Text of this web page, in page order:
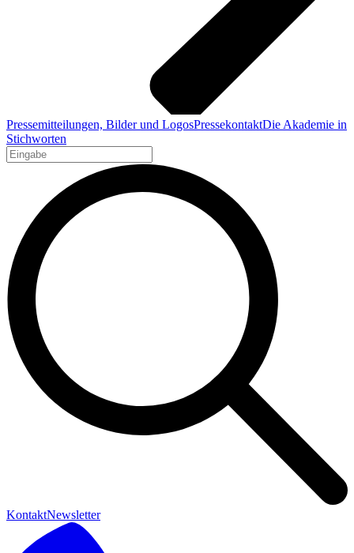
Pressemitteilungen, Bilder und LogosPressekontaktDie Akademie in
Stichworten
KontaktNewsletter